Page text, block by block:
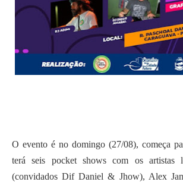
O evento é no domingo (27/08), começa
terá seis pocket shows com os artistas
(convidados Dif Daniel & Jhow), Alex